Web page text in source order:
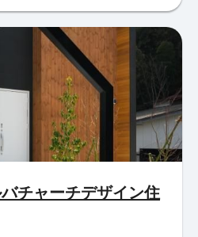
チャーチデザイン住